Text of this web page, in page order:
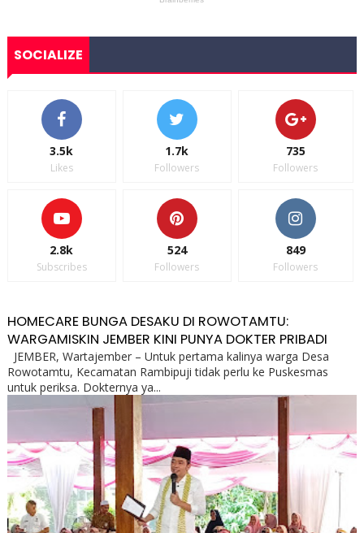
SOCIALIZE
3.5k
Likes
1.7k
Followers
735
Followers
2.8k
Subscribes
524
Followers
849
Followers
HOMECARE BUNGA DESAKU DI ROWOTAMTU:
WARGAMISKIN JEMBER KINI PUNYA DOKTER PRIBADI
JEMBER, Wartajember – Untuk pertama kalinya warga Desa
Rowotamtu, Kecamatan Rambipuji tidak perlu ke Puskesmas
untuk periksa. Dokternya ya...